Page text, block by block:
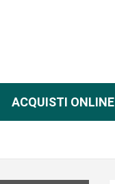
ACQUISTI ONLINE